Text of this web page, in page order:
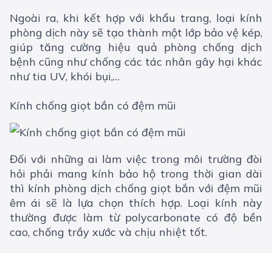
Ngoài ra, khi kết hợp với khẩu trang, loại kính
phòng dịch này sẽ tạo thành một lớp bảo vệ kép,
giúp tăng cường hiệu quả phòng chống dịch
bệnh cũng như chống các tác nhân gây hại khác
như tia UV, khói bụi,…
Kính chống giọt bắn có đệm mũi
Đối với những ai làm việc trong môi trường đòi
hỏi phải mang kính bảo hộ trong thời gian dài
thì kính phòng dịch chống giọt bắn với đệm mũi
êm ái sẽ là lựa chọn thích hợp. Loại kính này
thường được làm từ polycarbonate có độ bền
cao, chống trầy xước và chịu nhiệt tốt.